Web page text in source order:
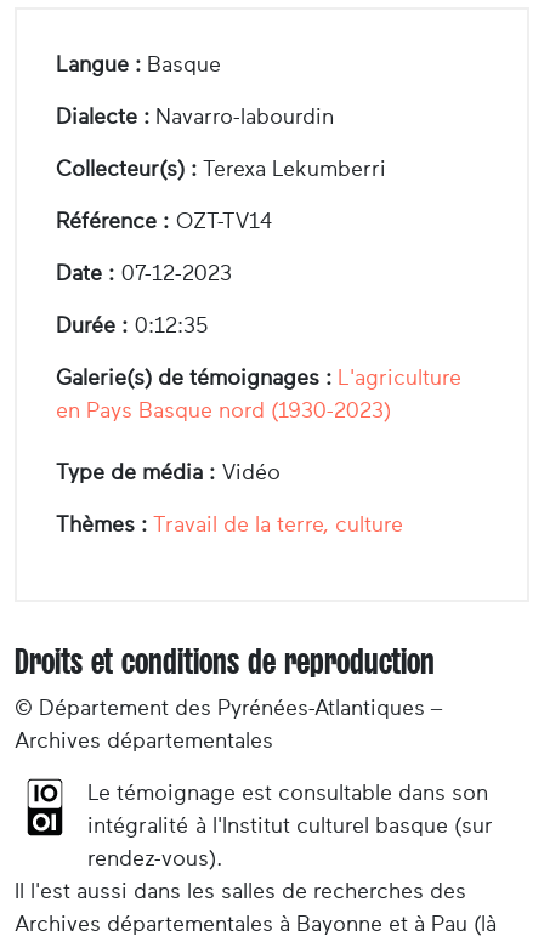
Langue : Basque
Dialecte : Navarro-labourdin
Collecteur(s) : Terexa Lekumberri
Référence : OZT-TV14
Date : 07-12-2023
Durée : 0:12:35
Galerie(s) de témoignages : L'agriculture
en Pays Basque nord (1930-2023)
Type de média : Vidéo
Thèmes : Travail de la terre, culture
Droits et conditions de reproduction
© Département des Pyrénées-Atlantiques –
Archives départementales
Le témoignage est consultable dans son
intégralité à l'Institut culturel basque (sur
rendez-vous).
Il l'est aussi dans les salles de recherches des
Archives départementales à Bayonne et à Pau (là